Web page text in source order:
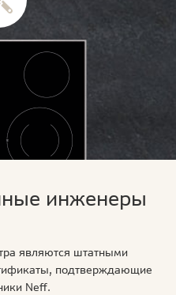
инженеры
являются штатными
подтверждающие
Neff.